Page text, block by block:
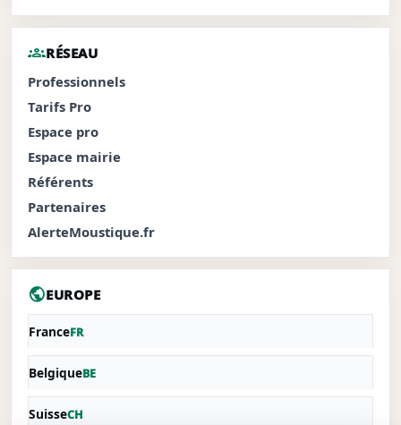
groupsRÉSEAU
Professionnels
Tarifs Pro
Espace pro
Espace mairie
Référents
Partenaires
AlerteMoustique.fr
publicEUROPE
FranceFR
BelgiqueBE
SuisseCH